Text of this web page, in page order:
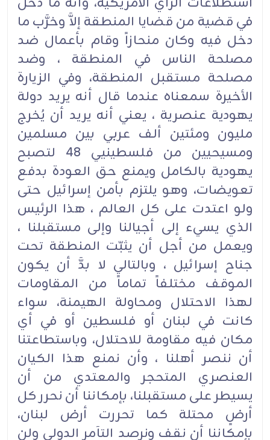
في قضية من قضايا المنطقة إلاَّ وخرَّب ما
دخل فيه وكان منحازاً وقام بأعمال ضد
مصلحة الناس في المنطقة ، وضد
مصلحة مستقبل المنطقة، وفي الزيارة
الأخيرة سمعناه عندما قال أنه يريد دولة
يهودية عنصرية ، يعني أنه يريد أن يُخرج
مليون ومئتين ألف عربي بين مسلمين
ومسيحيين من فلسطينيي 48 لتصبح
يهودية بالكامل ويمنع حق العودة بدفع
تعويضات، وهو يلتزم بأمن إسرائيل حتى
ولو اعتدت على كل العالم ، هذا الرئيس
الذي يسيء إلى أجيالنا وإلى مستقبلنا ،
ويعمل من أجل أن يثبّت المنطقة تحت
جناح إسرائيل ، وبالتالي لا بدَّ أن يكون
الموقف مختلفاً تماماً من المقاومات
لهذا الاحتلال ومحاولة الهيمنة، سواء
كانت في لبنان أو فلسطين أو في أي
مكان فيه مقاومة للاحتلال، وباستطاعتنا
أن ننصر أهلنا ، وأن نمنع هذا الكيان
العنصري المتحجر والمعتدي من أن
يسيطر على مستقبلنا، بإمكاننا أن نحرر كل
أرضٍ محتلة كما تحررت أرض لبنان،
بإمكاننا أن نقف ونرصد التآمر الدولي ولن